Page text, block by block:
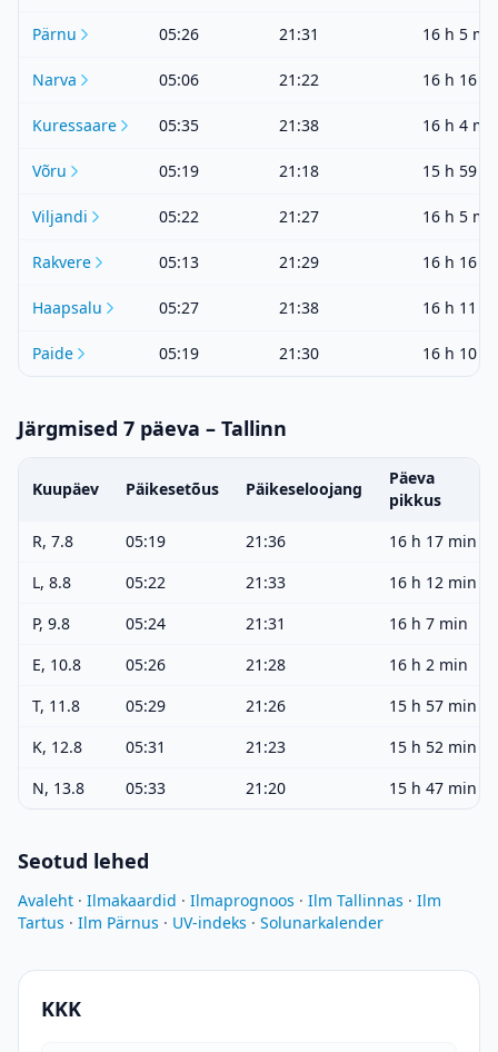
Pärnu 05:26 21:31 16 h 5
Narva 05:06 21:22 16 h 16
Kuressaare 05:35 21:38 16 h 4
Võru 05:19 21:18 15 h 59
Viljandi 05:22 21:27 16 h 5
Rakvere 05:13 21:29 16 h 16
Haapsalu 05:27 21:38 16 h 11
Paide 05:19 21:30 16 h 10
Järgmised 7 päeva – Tallinn
Kuupäev Päikesetõus Päikeseloojang
Päeva
pikkus
R, 7.8
05:19 21:36
16 h 17 min
L, 8.8
05:22 21:33
16 h 12 min
P, 9.8
05:24 21:31
16 h 7 min
E, 10.8
05:26 21:28
16 h 2 min
T, 11.8
05:29 21:26
15 h 57 min
K, 12.8
05:31 21:23
15 h 52 min
N, 13.8
05:33 21:20 15 h 47 min
Seotud lehed
Avaleht · Ilmakaardid · Ilmaprognoos · Ilm Tallinnas · Ilm
Tartus · Ilm Pärnus · UV-indeks · Solunarkalender
KKK